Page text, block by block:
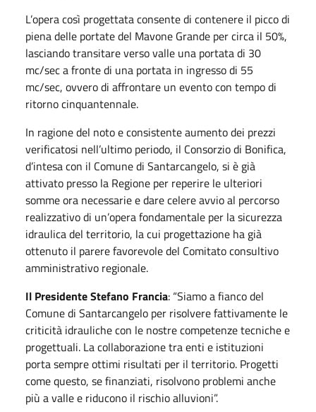
L’opera così progettata consente di contenere il picco di
piena delle portate del Mavone Grande per circa il 50%,
lasciando transitare verso valle una portata di 30
mc/sec a fronte di una portata in ingresso di 55
mc/sec, ovvero di affrontare un evento con tempo di
ritorno cinquantennale.
In ragione del noto e consistente aumento dei prezzi
verificatosi nell’ultimo periodo, il Consorzio di Bonifica,
d’intesa con il Comune di Santarcangelo, si è già
attivato presso la Regione per reperire le ulteriori
somme ora necessarie e dare celere avvio al percorso
realizzativo di un’opera fondamentale per la sicurezza
idraulica del territorio, la cui progettazione ha già
ottenuto il parere favorevole del Comitato consultivo
amministrativo regionale.
Il Presidente Stefano Francia: “Siamo a fianco del
Comune di Santarcangelo per risolvere fattivamente le
criticità idrauliche con le nostre competenze tecniche e
progettuali. La collaborazione tra enti e istituzioni
porta sempre ottimi risultati per il territorio. Progetti
come questo, se finanziati, risolvono problemi anche
più a valle e riducono il rischio alluvioni”.